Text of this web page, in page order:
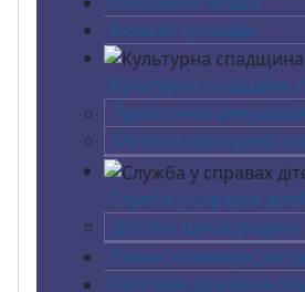
Бюджет громади
Культурна спадщина
Туристично-
Об`єкти культурної
Служба у справах
Дитина шукає родину
Плани, семінари,
Протидія